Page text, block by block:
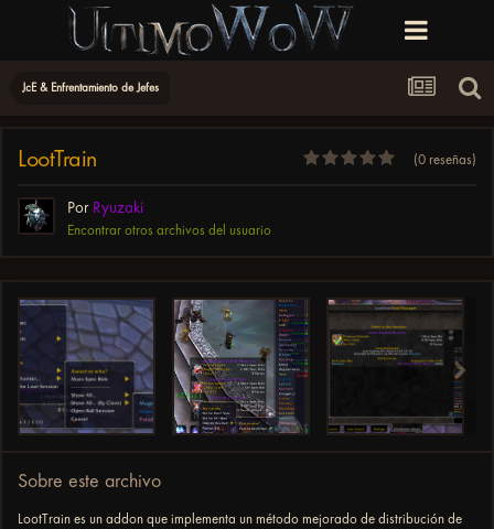
JcE & Enfrentamiento de Jefes
LootTrain (0 reseñas)
Por Ryuzaki
Encontrar otros archivos del usuario
Sobre este archivo
LootTrain es un addon que implementa un método mejorado de distribución de